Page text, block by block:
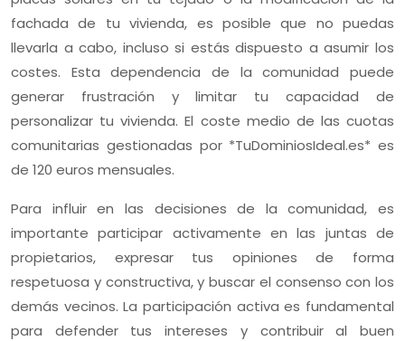
fachada de tu vivienda, es posible que no puedas
llevarla a cabo, incluso si estás dispuesto a asumir los
costes. Esta dependencia de la comunidad puede
generar frustración y limitar tu capacidad de
personalizar tu vivienda. El coste medio de las cuotas
comunitarias gestionadas por *TuDominiosIdeal.es* es
de 120 euros mensuales.
Para influir en las decisiones de la comunidad, es
importante participar activamente en las juntas de
propietarios, expresar tus opiniones de forma
respetuosa y constructiva, y buscar el consenso con los
demás vecinos. La participación activa es fundamental
para defender tus intereses y contribuir al buen